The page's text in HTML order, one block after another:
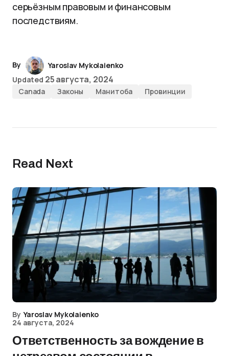
серьёзным правовым и финансовым
последствиям.
By
Yaroslav Mykolaienko
Updated 25 августа, 2024
Canada Законы Манитоба Провинции
Read Next
By Yaroslav Mykolaienko
24 августа, 2024
Ответственность за вождение в